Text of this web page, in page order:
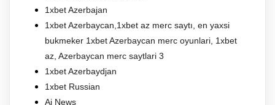
1xbet Azerbajan
1xbet Azerbaycan,1xbet az merc saytı, en yaxsi
bukmeker 1xbet Azerbaycan merc oyunlari, 1xbet
az, Azerbaycan merc saytlari 3
1xbet Azerbaydjan
1xbet Russian
Ai News